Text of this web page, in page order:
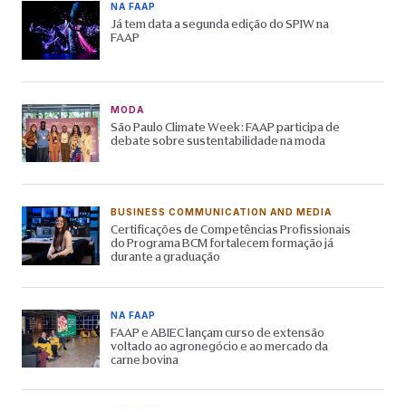
NA FAAP
Já tem data a segunda edição do SPIW na
FAAP
MODA
São Paulo Climate Week: FAAP participa de
debate sobre sustentabilidade na moda
BUSINESS COMMUNICATION AND MEDIA
Certificações de Competências Profissionais
do Programa BCM fortalecem formação já
durante a graduação
NA FAAP
FAAP e ABIEC lançam curso de extensão
voltado ao agronegócio e ao mercado da
carne bovina